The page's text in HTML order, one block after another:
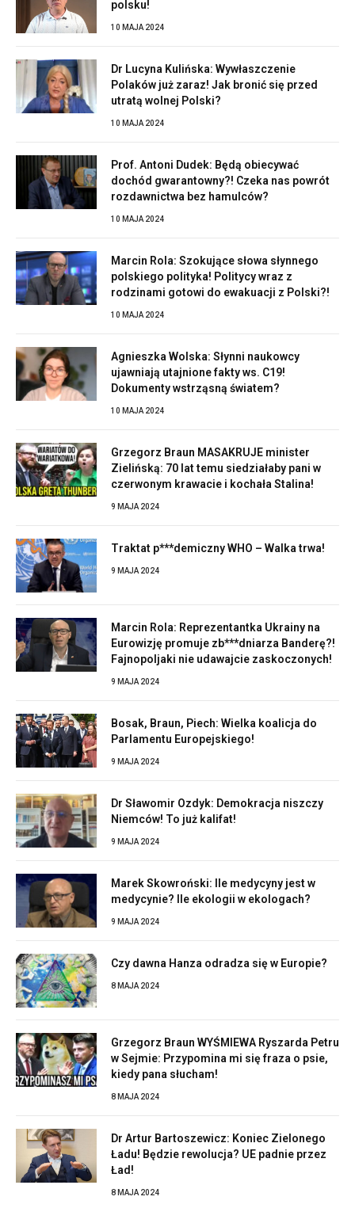
polsku!
10 MAJA 2024
Dr Lucyna Kulińska: Wywłaszczenie
Polaków już zaraz! Jak bronić się przed
utratą wolnej Polski?
10 MAJA 2024
Prof. Antoni Dudek: Będą obiecywać
dochód gwarantowny?! Czeka nas powrót
rozdawnictwa bez hamulców?
10 MAJA 2024
Marcin Rola: Szokujące słowa słynnego
polskiego polityka! Politycy wraz z
rodzinami gotowi do ewakuacji z Polski?!
10 MAJA 2024
Agnieszka Wolska: Słynni naukowcy
ujawniają utajnione fakty ws. C19!
Dokumenty wstrząsną światem?
10 MAJA 2024
Grzegorz Braun MASAKRUJE minister
Zielińską: 70 lat temu siedziałaby pani w
czerwonym krawacie i kochała Stalina!
9 MAJA 2024
Traktat p***demiczny WHO – Walka trwa!
9 MAJA 2024
Marcin Rola: Reprezentantka Ukrainy na
Eurowizję promuje zb***dniarza Banderę?!
Fajnopoljaki nie udawajcie zaskoczonych!
9 MAJA 2024
Bosak, Braun, Piech: Wielka koalicja do
Parlamentu Europejskiego!
9 MAJA 2024
Dr Sławomir Ozdyk: Demokracja niszczy
Niemców! To już kalifat!
9 MAJA 2024
Marek Skowroński: Ile medycyny jest w
medycynie? Ile ekologii w ekologach?
9 MAJA 2024
Czy dawna Hanza odradza się w Europie?
8 MAJA 2024
Grzegorz Braun WYŚMIEWA Ryszarda Petru
w Sejmie: Przypomina mi się fraza o psie,
kiedy pana słucham!
8 MAJA 2024
Dr Artur Bartoszewicz: Koniec Zielonego
Ładu! Będzie rewolucja? UE padnie przez
Ład!
8 MAJA 2024